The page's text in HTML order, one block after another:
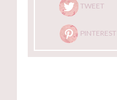
TWEET
PINTEREST